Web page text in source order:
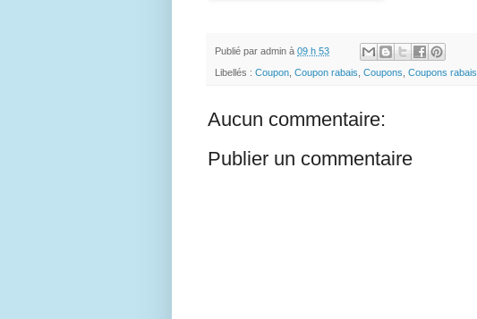
Publié par admin à 09 h 53
Libellés : Coupon Coupon rabais Coupons Coupons rabais
Aucun commentaire:
Publier un commentaire